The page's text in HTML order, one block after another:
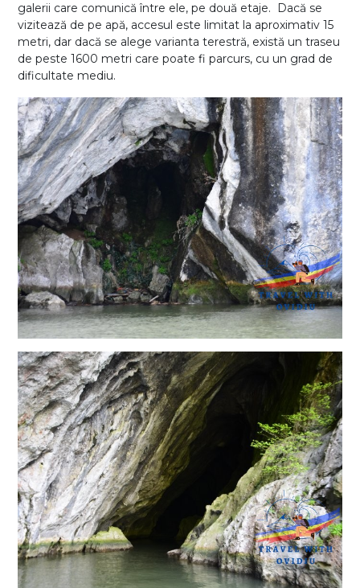
galerii care comunică între ele, pe două etaje. Dacă se
vizitează de pe apă, accesul este limitat la aproximativ 15
metri, dar dacă se alege varianta terestră, există un traseu
de peste 1600 metri care poate fi parcurs, cu un grad de
dificultate mediu.